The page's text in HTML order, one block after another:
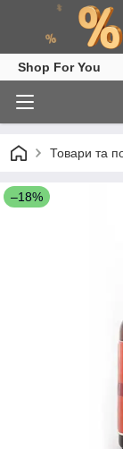
Shop For You
Товари та
–18%